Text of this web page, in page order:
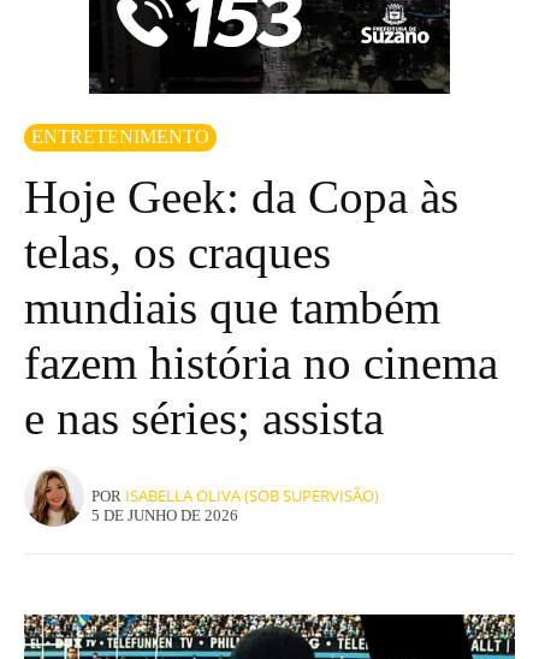
ENTRETENIMENTO
Hoje Geek: da Copa às
telas, os craques
mundiais que também
fazem história no cinema
e nas séries; assista
POR ISABELLA OLIVA (SOB SUPERVISÃO)
5 DE JUNHO DE 2026